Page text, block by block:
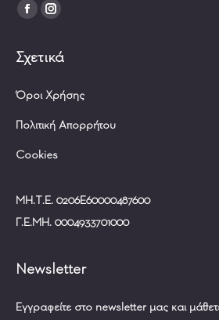
Find us on:
Facebook
opens
new
window
Instagram
opens
new
window
Σχετικά
Όροι Χρήσης
Πολιτική Απορρήτου
Cookies
ΜΗ.Τ.Ε. 0206Ε60000487600
Γ.Ε.ΜΗ. 0004933701000
Newsletter
Εγγραφείτε στο newsletter μας και